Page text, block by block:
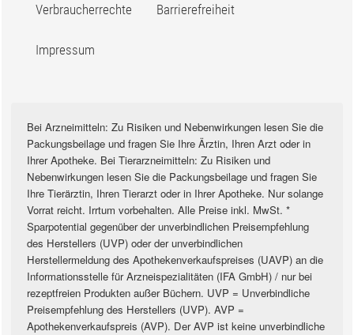
Verbraucherrechte Barrierefreiheit
Impressum
Bei Arzneimitteln: Zu Risiken und Nebenwirkungen lesen Sie die
Packungsbeilage und fragen Sie Ihre Ärztin, Ihren Arzt oder in
Ihrer Apotheke. Bei Tierarzneimitteln: Zu Risiken und
Nebenwirkungen lesen Sie die Packungsbeilage und fragen Sie
Ihre Tierärztin, Ihren Tierarzt oder in Ihrer Apotheke. Nur solange
Vorrat reicht. Irrtum vorbehalten. Alle Preise inkl. MwSt. *
Sparpotential gegenüber der unverbindlichen Preisempfehlung
des Herstellers (UVP) oder der unverbindlichen
Herstellermeldung des Apothekenverkaufspreises (UAVP) an die
Informationsstelle für Arzneispezialitäten (IFA GmbH) / nur bei
rezeptfreien Produkten außer Büchern. UVP = Unverbindliche
Preisempfehlung des Herstellers (UVP). AVP =
Apothekenverkaufspreis (AVP). Der AVP ist keine unverbindliche